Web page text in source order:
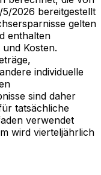
2026 bereitgestellt
gelten
enthalten
Kosten.
individuelle
sind daher
tatsächliche
verwendet
wird vierteljährlich